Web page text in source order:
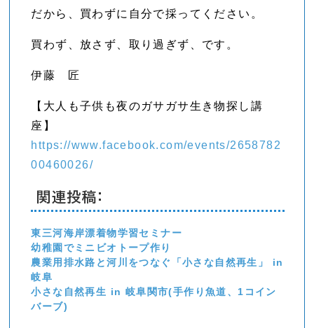
だから、買わずに自分で採ってください。
買わず、放さず、取り過ぎず、です。
伊藤 匠
【大人も子供も夜のガサガサ生き物探し講
座】
https://www.facebook.com/events/2658782
00460026/
関連投稿:
東三河海岸漂着物学習セミナー
幼稚園でミニビオトープ作り
農業用排水路と河川をつなぐ「小さな自然再生」 in
岐阜
小さな自然再生 in 岐阜関市(手作り魚道、1コイン
バーブ)